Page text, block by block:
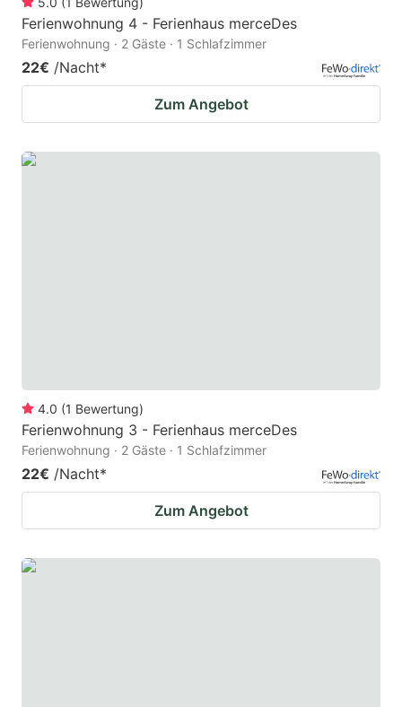
Ferienwohnung 4 - Ferienhaus merceDes
Ferienwohnung · 2 Gäste · 1 Schlafzimmer
22€ /Nacht*
Zum Angebot
4.0 (1 Bewertung)
Ferienwohnung 3 - Ferienhaus merceDes
Ferienwohnung · 2 Gäste · 1 Schlafzimmer
22€ /Nacht*
Zum Angebot